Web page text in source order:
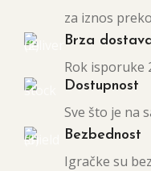
za iznos
Brza
Rok isporuke
Dostupnost
Sve što je na
Bezbednost
Igračke su